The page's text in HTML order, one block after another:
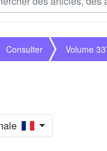
Consulter Volume